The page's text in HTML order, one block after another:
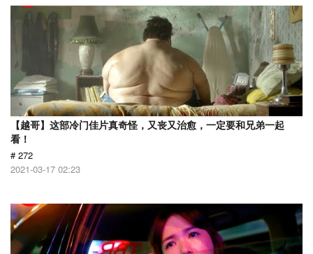
【越哥】这部冷门佳片真奇怪，又丧又治愈，一定要和兄弟一起
看！
# 272
2021-03-17 02:23